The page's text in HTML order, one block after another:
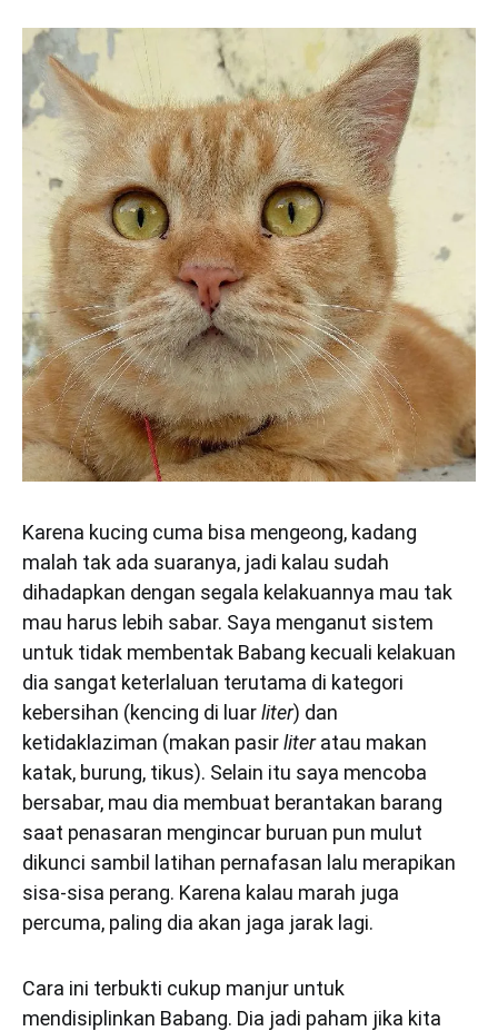
Karena kucing cuma bisa mengeong, kadang
malah tak ada suaranya, jadi kalau sudah
dihadapkan dengan segala kelakuannya mau tak
mau harus lebih sabar. Saya menganut sistem
untuk tidak membentak Babang kecuali kelakuan
dia sangat keterlaluan terutama di kategori
kebersihan (kencing di luarliter) dan
ketidaklaziman (makan pasirliteratau makan
katak, burung, tikus). Selain itu saya mencoba
bersabar, mau dia membuat berantakan barang
saat penasaran mengincar buruan pun mulut
dikunci sambil latihan pernafasan lalu merapikan
sisa-sisa perang. Karena kalau marah juga
percuma, paling dia akan jaga jarak lagi.
Cara ini terbukti cukup manjur untuk
mendisiplinkan Babang. Dia jadi paham jika kita